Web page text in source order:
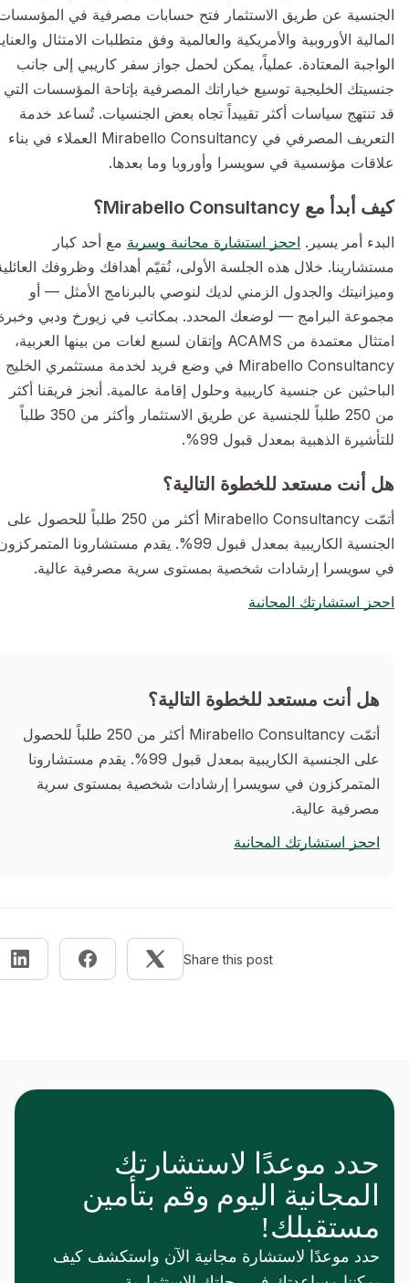
الجنسية عن طريق الاستثمار فتح حسابات مصرفية في المؤسسات
المالية الأوروبية والأمريكية والعالمية وفق متطلبات الامتثال والعناية
الواجبة المعتادة. عملياً، يمكن لحمل جواز سفر كاريبي إلى جانب
جنسيتك الخليجية توسيع خياراتك المصرفية بإتاحة المؤسسات التي
قد تنتهج سياسات أكثر تقييداً تجاه بعض الجنسيات. تُساعد خدمة
التعريف المصرفي في Mirabello Consultancy العملاء في بناء
علاقات مؤسسية في سويسرا وأوروبا وما بعدها.
كيف أبدأ مع Mirabello Consultancy؟
البدء أمر يسير. احجز استشارة مجانية وسريةمع أحد كبار
مستشارينا. خلال هذه الجلسة الأولى، نُقيّم أهدافك وظروفك العائلية
وميزانيتك والجدول الزمني لديك لنوصي بالبرنامج الأمثل — أو
مجموعة البرامج — لوضعك المحدد. بمكاتب في زيورخ ودبي وخبرة
امتثال معتمدة من ACAMS وإتقان لسبع لغات من بينها العربية،
Mirabello Consultancy في وضع فريد لخدمة مستثمري الخليج
الباحثين عن جنسية كاريبية وحلول إقامة عالمية. أنجز فريقنا أكثر
من 250 طلباً للجنسية عن طريق الاستثمار وأكثر من 350 طلباً
للتأشيرة الذهبية بمعدل قبول 99%.
هل أنت مستعد للخطوة التالية؟
أتمّت Mirabello Consultancy أكثر من 250 طلباً للحصول على
الجنسية الكاريبية بمعدل قبول 99%. يقدم مستشارونا المتمركزون
في سويسرا إرشادات شخصية بمستوى سرية مصرفية عالية.
احجز استشارتك المجانية
هل أنت مستعد للخطوة التالية؟
أتمّت Mirabello Consultancy أكثر من 250 طلباً للحصول
على الجنسية الكاريبية بمعدل قبول 99%. يقدم مستشارونا
المتمركزون في سويسرا إرشادات شخصية بمستوى سرية
مصرفية عالية.
احجز استشارتك المجانية
Share this post
حدد موعدًا لاستشارتك
المجانية اليوم وقم بتأمين
مستقبلك!
حدد موعدًا لاستشارة مجانية الآن واستكشف كيف